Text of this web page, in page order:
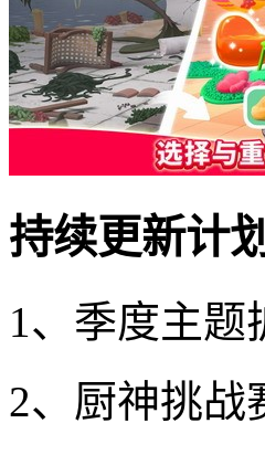
持续更新计划
1、季度主题
2、厨神挑战